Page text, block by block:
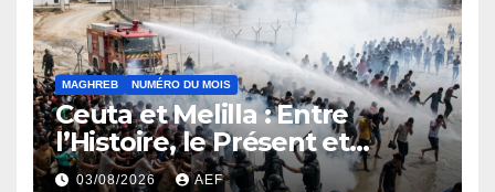
MAGHREB NUMÉRO DU MOIS
Ceuta et Melilla : Entre
l’Histoire, le Présent et
l’Avenir
03/08/2026 AEF